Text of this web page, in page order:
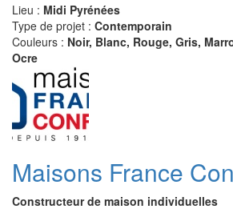
Lieu : Midi Pyrénées
Type de projet : Contemporain
Couleurs : Noir, Blanc, Rouge, Gris,
Ocre
Maisons France
Constructeur de maison individuelles